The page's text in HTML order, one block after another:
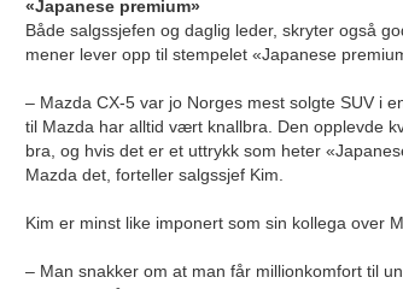
«Japanese premium»
Både salgssjefen og daglig leder, skryter også
mener lever opp til stempelet «Japanese
– Mazda CX-5 var jo Norges mest solgte SUV i
til Mazda har alltid vært knallbra. Den opplevde
bra, og hvis det er et uttrykk som heter
Mazda det, forteller salgssjef Kim.
Kim er minst like imponert som sin kollega over
– Man snakker om at man får millionkomfort til